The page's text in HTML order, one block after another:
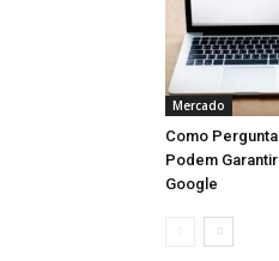
Mercado
Como
Podem
Google